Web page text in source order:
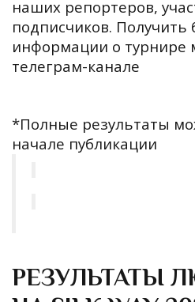
наших репортеров,
подписчиков. Получить
информации о
телеграм-канале
*Полные результаты
начале публикации
РЕЗУЛЬТАТЫ